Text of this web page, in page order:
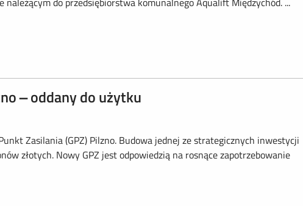
– oddany do użytku
Zasilania (GPZ) Pilzno. Budowa jednej ze strategicznych inwestycji
złotych. Nowy GPZ jest odpowiedzią na rosnące zapotrzebowanie